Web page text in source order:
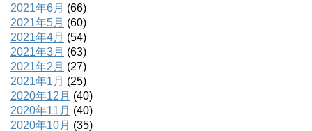
2021年6月 (66)
2021年5月 (60)
2021年4月 (54)
2021年3月 (63)
2021年2月 (27)
2021年1月 (25)
2020年12月 (40)
2020年11月 (40)
2020年10月 (35)